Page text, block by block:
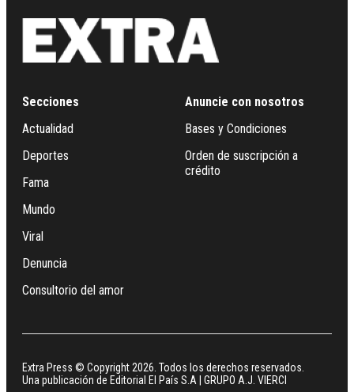
Secciones
Actualidad
Deportes
Fama
Mundo
Viral
Denuncia
Consultorio del amor
Anuncie con nosotros
Bases y Condiciones
Orden de suscripción a
crédito
Extra Press © Copyright 2026. Todos los derechos reservados.
Una publicación de Editorial El País S.A | GRUPO A.J. VIERCI